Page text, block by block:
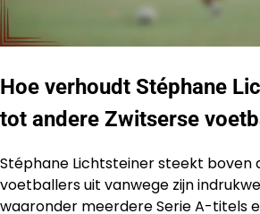
Hoe verhoudt Stéphane
tot andere Zwitserse
Stéphane Lichtsteiner steekt boven
voetballers uit vanwege zijn
waaronder meerdere Serie A-titels